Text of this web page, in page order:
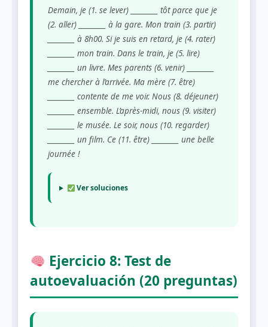
Demain, je (1. se lever) _________ tôt parce que je
(2. aller) _________ à la gare. Mon train (3. partir)
_________ à 8h00. Si je suis en retard, je (4. rater)
_________ mon train. Dans le train, je (5. lire)
_________ un livre. Mes parents (6. venir) _________
me chercher à l’arrivée. Ma mère (7. être)
_________ contente de me voir. Nous (8. déjeuner)
_________ ensemble. L’après-midi, nous (9. visiter)
_________ le musée. Le soir, nous (10. regarder)
_________ un film. Ce (11. être) _________ une belle
journée !
Ver soluciones
Ejercicio 8: Test de
autoevaluación (20 preguntas)